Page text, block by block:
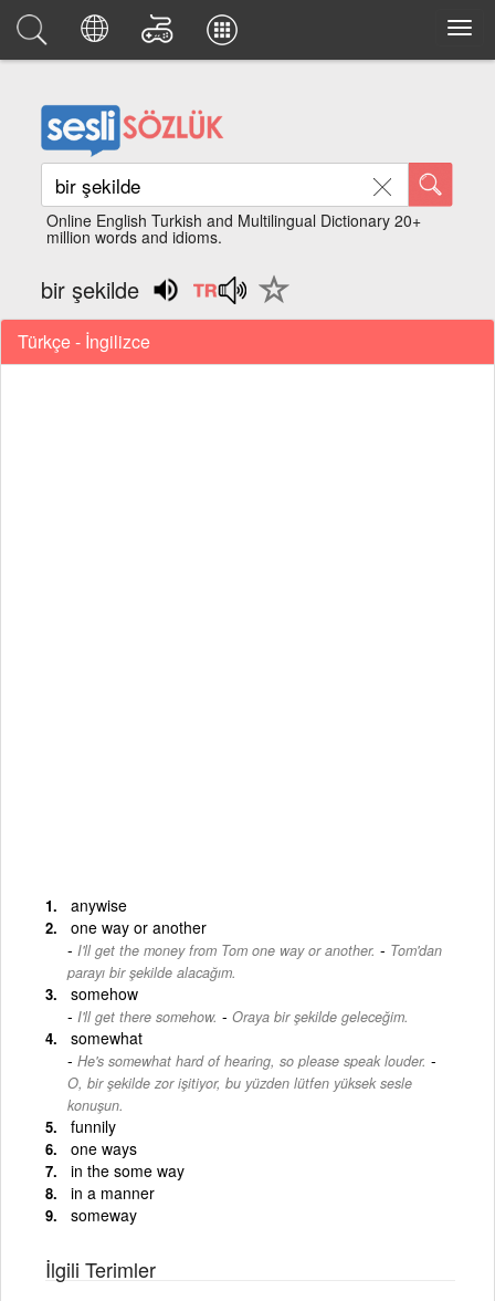
Online English Turkish and Multilingual Dictionary 20+
million words and idioms.
bir şekilde
Türkçe - İngilizce
anywise
one way or another
I'll get the money from Tom one way or another. - Tom'dan
parayı bir şekilde alacağım.
somehow
I'll get there somehow. - Oraya bir şekilde geleceğim.
somewhat
He's somewhat hard of hearing, so please speak louder. -
O, bir şekilde zor işitiyor, bu yüzden lütfen yüksek sesle
konuşun.
funnily
one ways
in the some way
in a manner
someway
İlgili Terimler